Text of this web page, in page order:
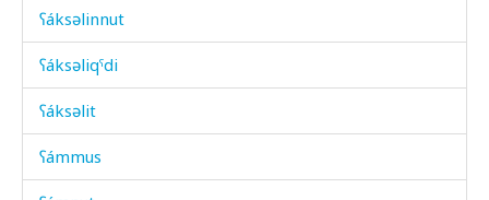
ʕáksəlinnut
ʕáksəliqˤdi
ʕáksəlit
ʕámmus